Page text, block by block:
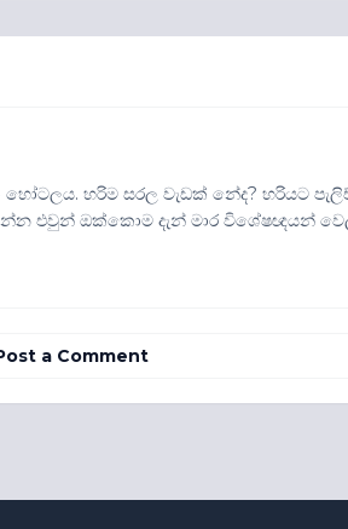
හරිම සරල වැඩක් නේද? හරියට
එවුන් ඔක්කොම දැන් මාර විශේෂඥයන්
a Comment